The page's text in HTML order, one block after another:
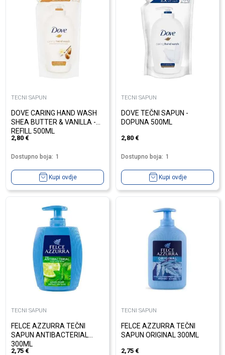
TECNI SAPUN
DOVE CARING HAND WASH
SHEA BUTTER & VANILLA -
REFILL 500ML
2,80 €
Dostupno boja: 1
Kupi ovdje
TECNI SAPUN
DOVE TEČNI SAPUN -
DOPUNA 500ML
2,80 €
Dostupno boja: 1
Kupi ovdje
TECNI SAPUN
FELCE AZZURRA TEČNI
SAPUN ANTIBACTERIAL
300ML
2,75 €
TECNI SAPUN
FELCE AZZURRA TEČNI
SAPUN ORIGINAL 300ML
2,75 €